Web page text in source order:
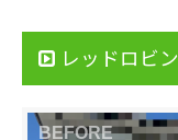
レッドロビン